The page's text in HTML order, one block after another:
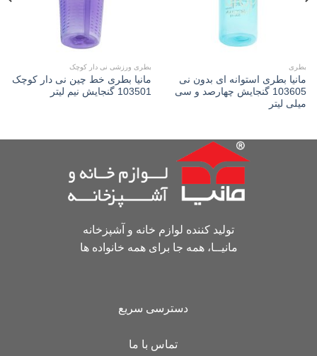
بطری
مانیا بطری استوانه ای بدون نی
103605 گنجایش چهارصد و سی
میلی لیتر
بطری ورزشی نی دار کوچک
مانیا بطری خط چین نی دار کوچک
103501 گنجایش نیم لیتر
تولید کننده لوازم خانه و آشپزخانه
مانیــا، همه جا برای همه خانواده ها
دسترسی سریع
تماس با ما